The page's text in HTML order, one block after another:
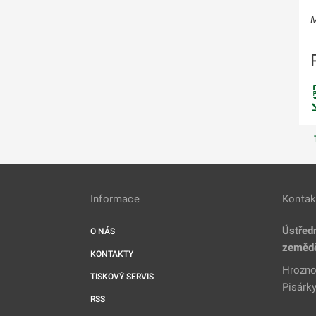
Informace
O NÁS
KONTAKTY
TISKOVÝ SERVIS
RSS